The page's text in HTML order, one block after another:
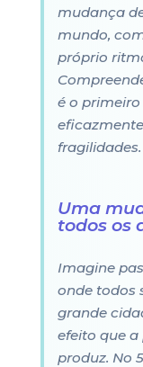
mudança
mundo,
próprio
é o
fragilidades.
Uma
todos os
Imagine
onde todos
grande
efeito que
produz. No